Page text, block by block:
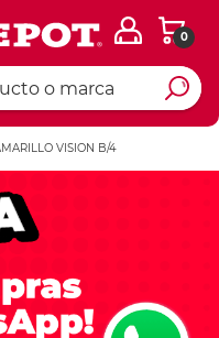
0
VISION B/4
Ingresar Codigo